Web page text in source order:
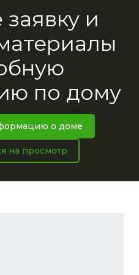
заявку и
по дому
о доме
на просмотр